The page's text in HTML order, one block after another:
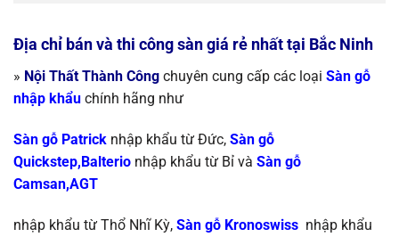
Địa chỉ bán và thi công sàn giá rẻ nhất tại Bắc Ninh
» Nội Thất Thành Công chuyên cung cấp các loại Sàn gỗ
nhập khẩu chính hãng như
Sàn gỗ Patrick nhập khẩu từ Đức, Sàn gỗ
Quickstep,Balterio nhập khẩu từ Bỉ và Sàn gỗ
Camsan,AGT
nhập khẩu từ Thổ Nhĩ Kỳ, Sàn gỗ Kronoswiss nhập khẩu